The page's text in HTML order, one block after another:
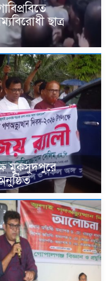
ছাত্র
মুকসুদপুরে